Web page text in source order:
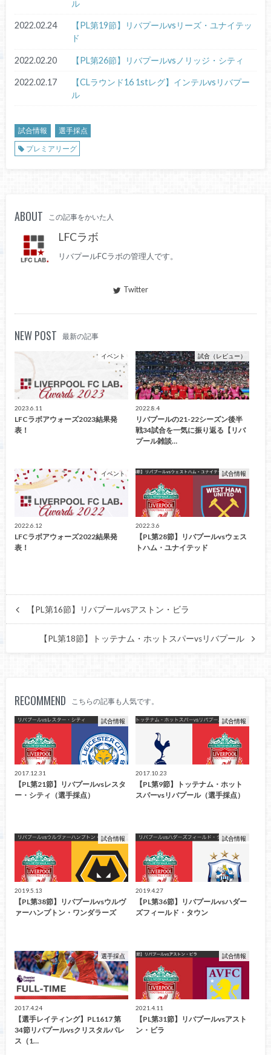
ル
2022.02.24
【PL第19節】リバプールvsリーズ・ユナイテッ
ド
2022.02.20 【PL第26節】リバプールvsノリッジ・シティ
2022.02.17
【CLラウンド16 1stレグ】インテルvsリバプー
ル
試合情報
選手採点
プレミアリーグ
ABOUT この記事をかいた人
LFCラボ
リバプールFCラボの管理人です。
Twitter
NEW POST 最新の記事
イベント
2023.6.11
LFCラボアウォーズ2023結果発
表！
試合（レビュー）
2022.8.4
リバプールの21-22シーズン後半
戦34試合を一気に振り返る【リバ
プール雑談…
イベント
2022.6.12
LFCラボアウォーズ2022結果発
表！
試合情報
2022.3.6
【PL第28節】リバプールvsウェス
トハム・ユナイテッド
【PL第16節】リバプールvsアストン・ビラ
【PL第18節】トッテナム・ホットスパーvsリバプール
RECOMMEND こちらの記事も人気です。
試合情報
2017.12.31
【PL第21節】リバプールvsレスタ
ー・シティ（選手採点）
試合情報
2017.10.23
【PL第9節】トッテナム・ホット
スパーvsリバプール（選手採点）
試合情報
2019.5.13
【PL第38節】リバプールvsウルヴ
ァーハンプトン・ワンダラーズ
試合情報
2019.4.27
【PL第36節】リバプールvsハダー
ズフィールド・タウン
選手採点
2017.4.24
【選手レイティング】PL1617 第
34節リバプールvsクリスタルパレ
ス（1…
試合情報
2021.4.11
【PL第31節】リバプールvsアスト
ン・ビラ